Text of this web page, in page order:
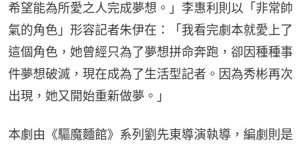
希望能為所愛之人完成夢想。」李惠利則以「非常帥
氣的角色」形容記者朱伊在：「我看完劇本就愛上了
這個角色，她曾經只為了夢想拼命奔跑，卻因種種事
件夢想破滅，現在成為了生活型記者。因為秀彬再次
出現，她又開始重新做夢。」
本劇由《驅魔麵館》系列劉先東導演執導，編劇則是